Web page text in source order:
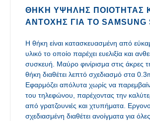
ΘΉΚΗ ΥΨΗΛΉΣ ΠΟΙΌΤΗΤΑΣ
ΑΝΤΟΧΉΣ ΓΙΑ ΤΟ SAMSUNG
Η θήκη είναι κατασκευασμένη από
υλικό το οποίο παρέχει ευελιξία και
συσκευή. Μαύρο φινίρισμα στις άκρες
θήκη διαθέτει λεπτό σχεδιασμό στα
Εφαρμόζει απόλυτα χωρίς να
του τηλεφώνου, παρέχοντας την
από γρατζουνιές και χτυπήματα.
σχεδιασμένη διαθέτει ανοίγματα για